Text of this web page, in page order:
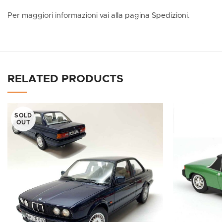
Per maggiori informazioni vai alla pagina Spedizioni.
RELATED PRODUCTS
SOLD
OUT